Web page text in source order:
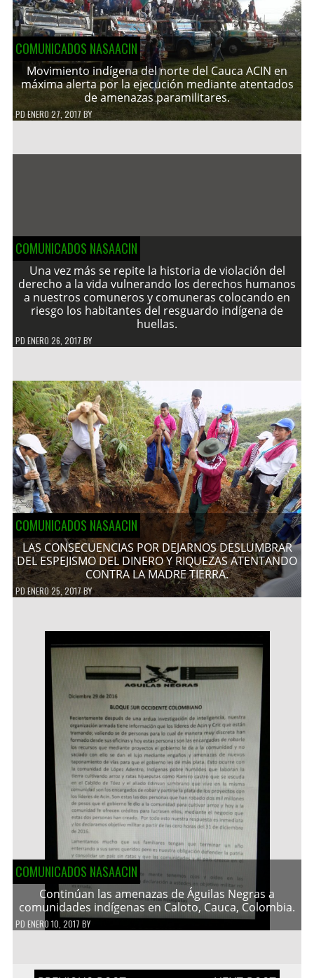
COMUNICADOS NASAACIN
Movimiento indígena del norte del Cauca ACIN en
máxima alerta por la ejecución mediante atentados
de amenazas paramilitares.
PDENERO 27, 2017 BY
COMUNICADOS NASAACIN
Una vez más se repite la historia de violación del
derecho a la vida vulnerando los derechos humanos
a nuestros comuneros y comuneras colocando en
riesgo los habitantes del resguardo indígena de
huellas.
PD ENERO 26, 2017 BY
COMUNICADOS NASAACIN
LAS CONSECUENCIAS POR DEJARNOS DESLUMBRAR
DEL ESPEJISMO DEL DINERO Y RIQUEZAS ATENTANDO
CONTRA LA MADRE TIERRA.
PDENERO 25, 2017BY
COMUNICADOS NASAACIN
Continúan las amenazas de Águilas Negras a
comunidades indígenas en Caloto, Cauca, Colombia.
PD ENERO 10, 2017 BY